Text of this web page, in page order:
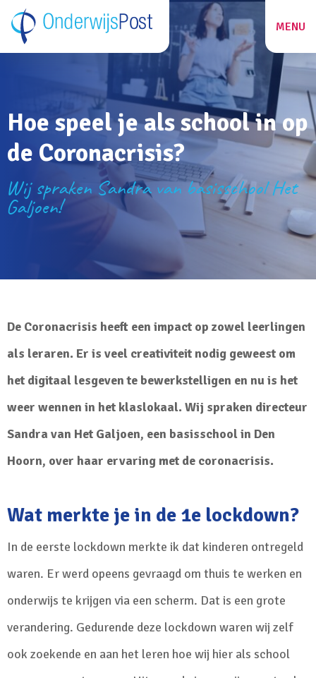
ZOEKEN
MENU
Hoe speel je als school in op
de Coronacrisis?
Wij spraken Sandra van basisschool Het
Galjoen!
De Coronacrisis heeft een impact op zowel leerlingen
als leraren. Er is veel creativiteit nodig geweest om
het digitaal lesgeven te bewerkstelligen en nu is het
weer wennen in het klaslokaal. Wij spraken directeur
Sandra van Het Galjoen, een basisschool in Den
Hoorn, over haar ervaring met de coronacrisis.
Wat merkte je in de 1e lockdown?
In de eerste lockdown merkte ik dat kinderen ontregeld
waren. Er werd opeens gevraagd om thuis te werken en
onderwijs te krijgen via een scherm. Dat is een grote
verandering. Gedurende deze lockdown waren wij zelf
ook zoekende en aan het leren hoe wij hier als school